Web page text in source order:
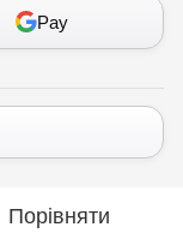
Pay
Порівняти